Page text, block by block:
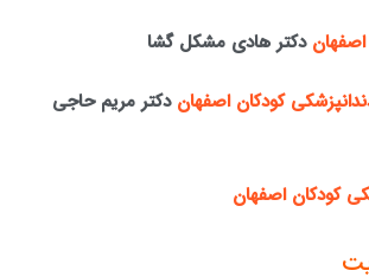
دکتر هادی مشکل گشا
کودکان اصفهان دکتر مریم حاجی
کودکان اصفهان